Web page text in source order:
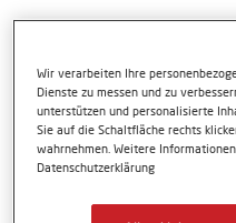
Die beschichteten
Verwendung. Manche
Durchmesser eines
in elektronischen
Beispiel. Bei schweren
Wir verarbeiten Ihre
Dienste zu messen und zu
unterstützen und personalisierte
Sie auf die Schaltfläche rechts
wahrnehmen. Weitere
Datenschutzerklärung